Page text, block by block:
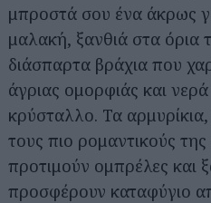
μπροστά σου ένα άκρως
μαλακή, ξανθιά στα όρια
διάσπαρτα βράχια που
άγριας ομορφιάς και
κρύσταλλο. Τα
τους πιο ρομαντικούς
προτιμούν ομπρέλες και
προσφέρουν καταφύγιο